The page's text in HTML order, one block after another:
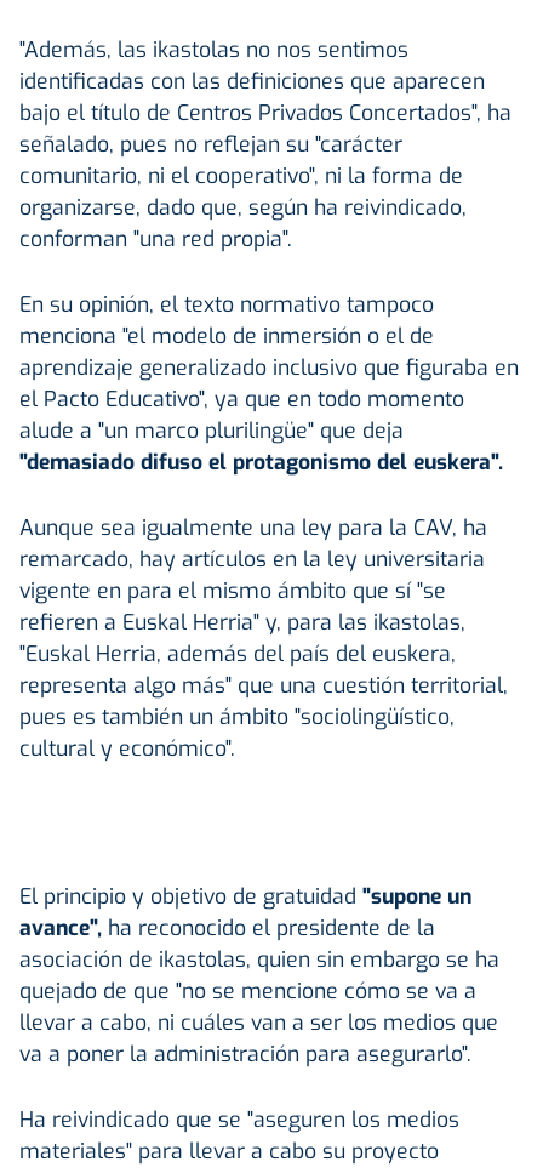
"Además, las ikastolas no nos sentimos
identificadas con las definiciones que aparecen
bajo el título de Centros Privados Concertados", ha
señalado, pues no reflejan su "carácter
comunitario, ni el cooperativo", ni la forma de
organizarse, dado que, según ha reivindicado,
conforman "una red propia".
En su opinión, el texto normativo tampoco
menciona "el modelo de inmersión o el de
aprendizaje generalizado inclusivo que figuraba en
el Pacto Educativo", ya que en todo momento
alude a "un marco plurilingüe" que deja
"demasiado difuso el protagonismo del euskera".
Aunque sea igualmente una ley para la CAV, ha
remarcado, hay artículos en la ley universitaria
vigente en para el mismo ámbito que sí "se
refieren a Euskal Herria" y, para las ikastolas,
"Euskal Herria, además del país del euskera,
representa algo más" que una cuestión territorial,
pues es también un ámbito "sociolingüístico,
cultural y económico".
El principio y objetivo de gratuidad "supone un
avance", ha reconocido el presidente de la
asociación de ikastolas, quien sin embargo se ha
quejado de que "no se mencione cómo se va a
llevar a cabo, ni cuáles van a ser los medios que
va a poner la administración para asegurarlo".
Ha reivindicado que se "aseguren los medios
materiales" para llevar a cabo su proyecto